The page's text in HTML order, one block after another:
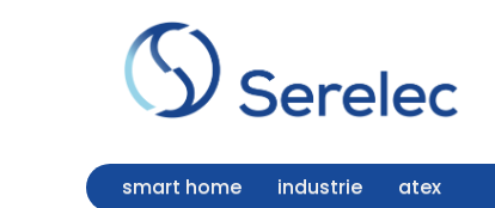
smart home industrie atex